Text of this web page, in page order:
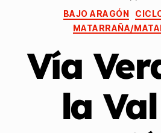
BAJO ARAGÓN
MATARRAÑA/
Vía
la